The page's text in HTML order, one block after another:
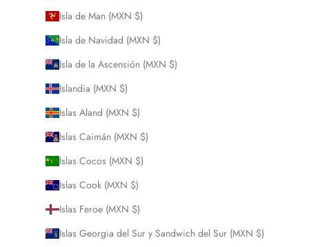
Isla de Man (MXN $)
Isla de Navidad (MXN $)
Isla de la Ascensión (MXN $)
Islandia (MXN $)
Islas Aland (MXN $)
Islas Caimán (MXN $)
Islas Cocos (MXN $)
Islas Cook (MXN $)
Islas Feroe (MXN $)
Islas Georgia del Sur y Sandwich del Sur (MXN $)